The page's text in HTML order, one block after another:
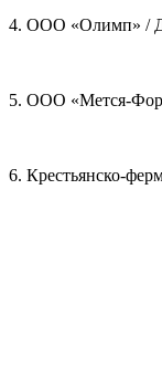
4. ООО «Олимп» /
5. ООО «Мется-
6. Крестьянско-